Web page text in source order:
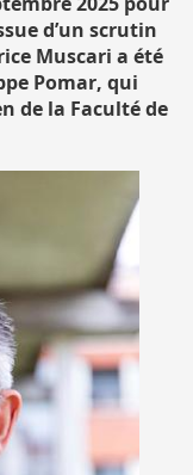
d’un scrutin
Muscari a été
Pomar, qui
de la Faculté de